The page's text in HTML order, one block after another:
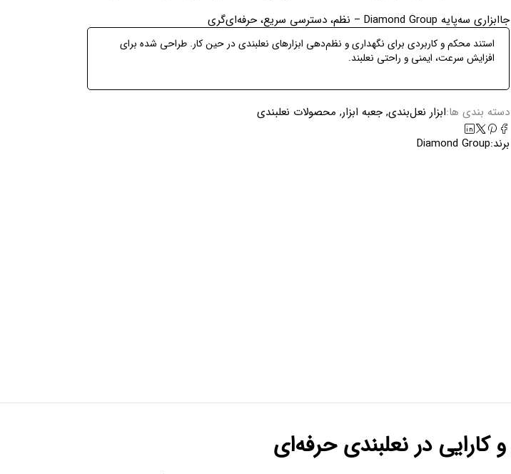
جاابزاری سه‌پایه Diamond Group – نظم، دسترسی سریع، حرفه‌ای‌گری
استند محکم و کاربردی برای نگهداری و نظم‌دهی ابزارهای نعلبندی در حین کار. طراحی شده برای
افزایش سرعت، ایمنی و راحتی نعلبند.
دسته بندی ها:ابزار نعل‌بندی, جعبه ابزار, محصولات نعلبندی
برند:Diamond Group
در نعلبندی حرفه‌ای